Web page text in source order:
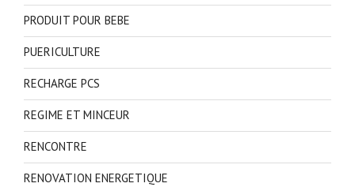
PRODUIT POUR BEBE
PUERICULTURE
RECHARGE PCS
REGIME ET MINCEUR
RENCONTRE
RENOVATION ENERGETIQUE